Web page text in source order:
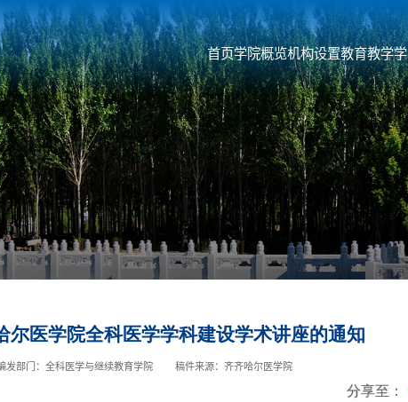
首页学院概览机构设置教育教学
尔医学院全科医学学科建设学术讲座的通知
发部门：全科医学与继续教育学院 稿件来源：齐齐哈尔医学院
分享至：